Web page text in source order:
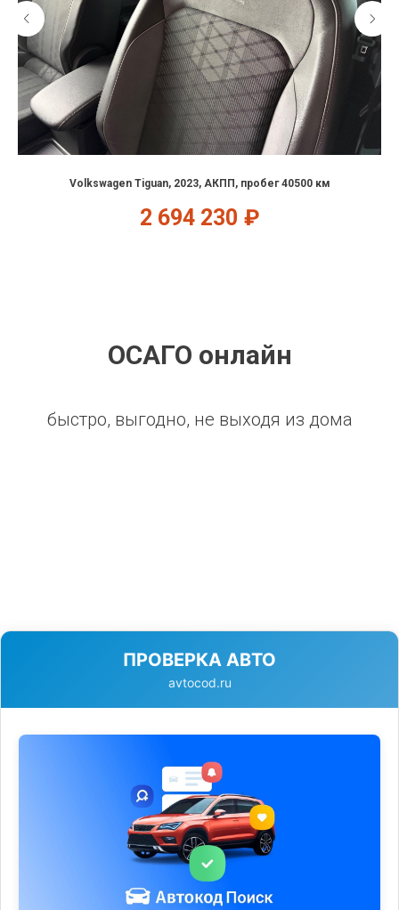
Volkswagen Tiguan, 2023, АКПП, пробег 40500 км
2 694 230 ₽
ОСАГО онлайн
быстро, выгодно, не выходя из дома
ПРОВЕРКА АВТО
avtocod.ru